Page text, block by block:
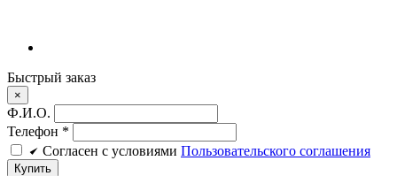
Быстрый заказ
×
Ф.И.О.
Телефон *
Cогласен c условиями Пользовательского соглашения
Купить